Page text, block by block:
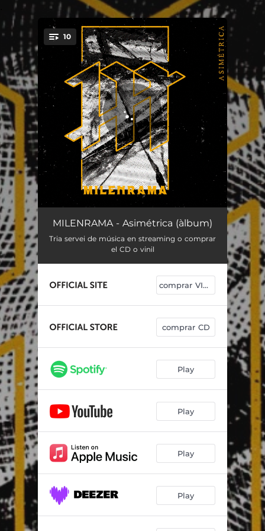
You're all set!
10
Yo También 03:27
Es Ley 03:46
Lo Prometido Es Deuda 02:48
La nit dels focs 03:53
02:31
Som l'hòstia 03:17
PMA 02:54
Piedra Gana Papel 03:13
MILENRAMA - Asimétrica (àlbum)
Tria servei de música en streaming o comprar
el CD o vinil
comprar VINIL
comprar CD
Play
Play
Play
Play